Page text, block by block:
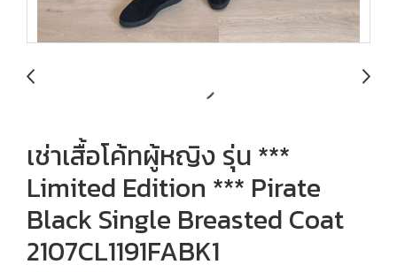
เช่าเสื้อโค้ทผู้หญิง รุ่น ***
Limited Edition *** Pirate
Black Single Breasted Coat
2107CL1191FABK1